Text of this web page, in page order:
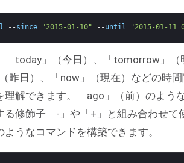
--since "2015-01-10" --until "2015-01-11
「today」（今日）、「tomorrow」（
昨日）、「now」（現在）などの時
理解できます。「ago」（前）のよう
る修飾子「-」や「+」と組み合わせて
ようなコマンドを構築できます。